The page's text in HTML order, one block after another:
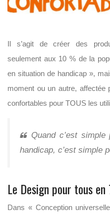
Il s’agit de créer des
seulement aux 10 % de la
en situation de handicap »,
moment ou un autre, affectée
confortables pour TOUS les
Quand c’est
handicap, c’est simple
Le Design pour tous
Dans « Conception